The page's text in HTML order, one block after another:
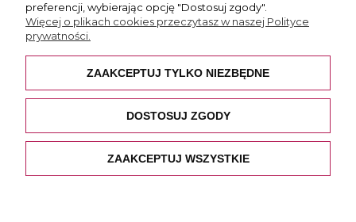
Płatność i dostawa
Pomoc
O nas
preferencji, wybierając opcję "Dostosuj zgody".
Więcej o plikach cookies przeczytasz w naszej Polityce
prywatności.
ZAAKCEPTUJ TYLKO NIEZBĘDNE
DOSTOSUJ ZGODY
ZAAKCEPTUJ WSZYSTKIE